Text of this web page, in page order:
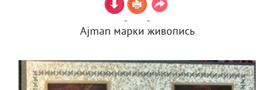
Ajman марки живопись